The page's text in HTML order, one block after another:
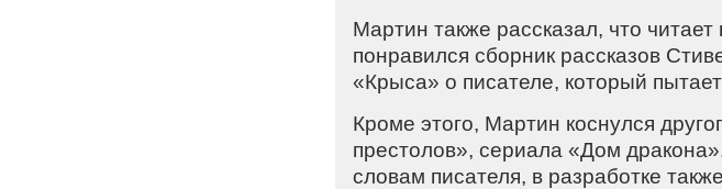
Мартин также рассказал, что
понравился сборник рассказов
«Крыса» о писателе, который
Кроме этого, Мартин коснулся
престолов», сериала «Дом
словам писателя, в разработке